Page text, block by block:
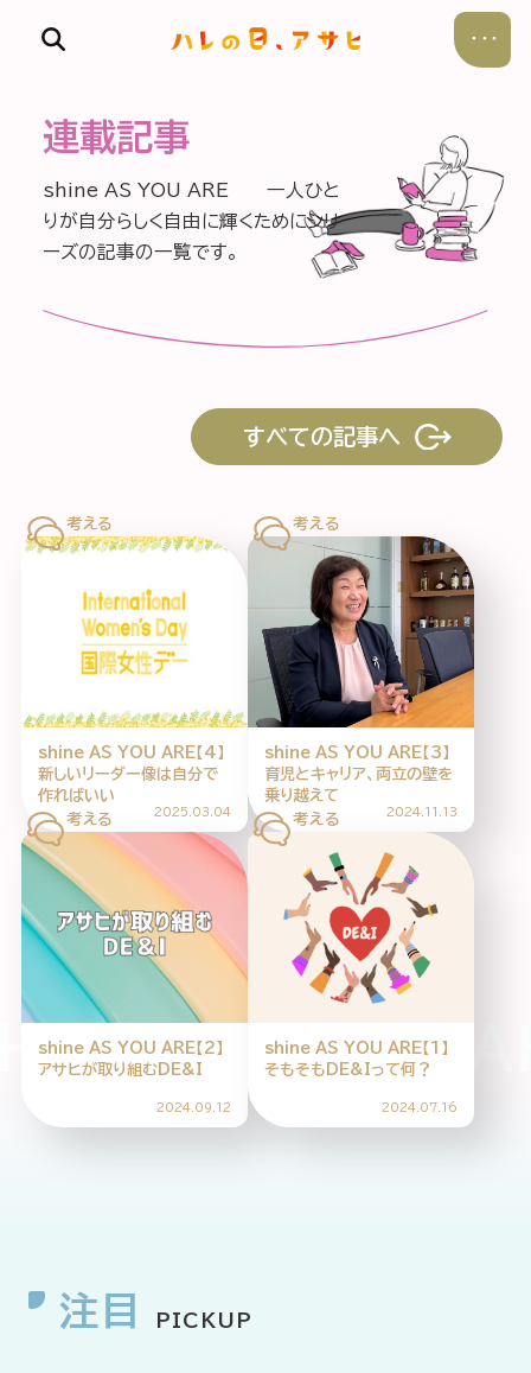
食べる
特集記事 アサヒの人 歴史
夏のビール特集2025 ビール
お酒との付き合い方 ウイスキー
大阪・関西万博 浅草特集2025
おでかけ 池波正太郎 浅草 レシピ
みんなで乾杯 アサヒのひと図鑑
特別なおやつ時間 エノテカ ノンアル
スマホ写真
連載記事
shine AS YOU ARE 一人ひと
りが自分らしく自由に輝くためにシリ
ーズの記事の一覧です。
すべての記事へ
shine AS YOU ARE【4】
新しいリーダー像は自分で
作ればいい
2025.03.04
shine AS YOU ARE【3】
育児とキャリア、両立の壁を
乗り越えて
2024.11.13
shine AS YOU ARE【2】
アサヒが取り組むDE&I
2024.09.12
shine AS YOU ARE【1】
そもそもDE&Iって何？
2024.07.16
注目 PICKUP